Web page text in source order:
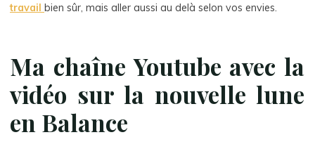
travail bien sûr, mais aller aussi au delà selon vos envies.
Ma chaîne Youtube avec la
vidéo sur la nouvelle lune
en Balance